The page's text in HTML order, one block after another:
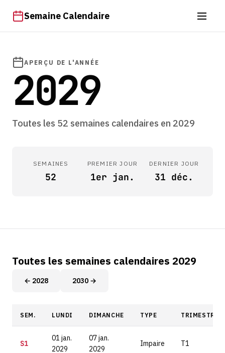
Semaine Calendaire
APERÇU DE L'ANNÉE
2029
Toutes les 52 semaines calendaires en 2029
SEMAINES
52
PREMIER JOUR
1er jan.
DERNIER JOUR
31 déc.
Toutes les semaines calendaires 2029
← 2028 2030 →
SEM. LUNDI DIMANCHE TYPE TRIMESTRE
S1
01 jan.
2029
07 jan.
2029
Impaire T1